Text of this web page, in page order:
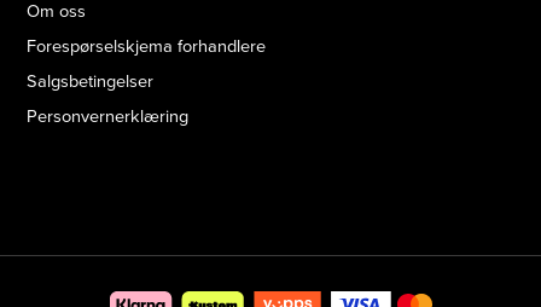
Om oss
Forespørselskjema forhandlere
Salgsbetingelser
Personvernerklæring